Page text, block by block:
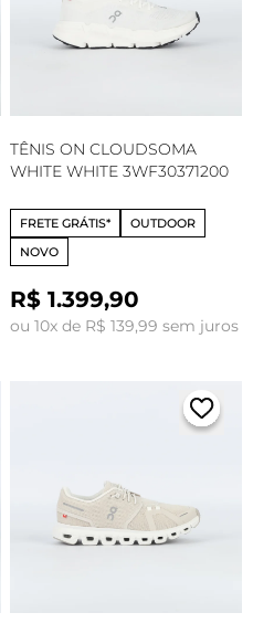
TÊNIS ON CLOUDSOMA
WHITE WHITE 3WF30371200
FRETE GRÁTIS*
OUTDOOR
NOVO
R$ 1.399,90
ou 10x de R$ 139,99 sem juros